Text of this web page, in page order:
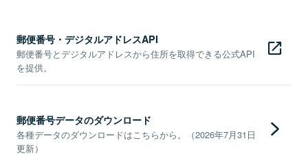
郵便番号・デジタルアドレスAPI
郵便番号とデジタルアドレスから住所を取得できる公式API
を提供。
郵便番号データのダウンロード
各種データのダウンロードはこちらから。（2026年7月31日
更新）